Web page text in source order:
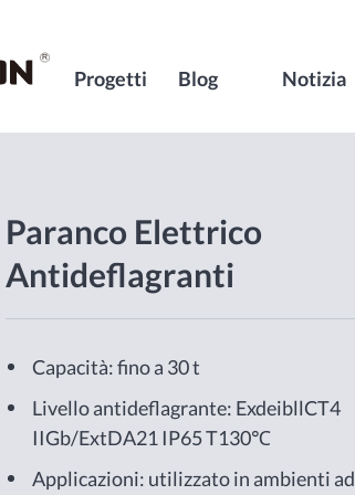
Progetti Blog Notizia
Paranco Elettrico
Antideflagranti
Capacità: fino a 30 t
Livello antideflagrante: ExdeibllCT4
IIGb/ExtDA21 IP65 T130℃
Applicazioni: utilizzato in ambienti ad